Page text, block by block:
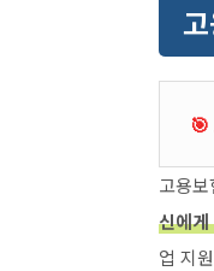
🎯
고용
신에
업 지